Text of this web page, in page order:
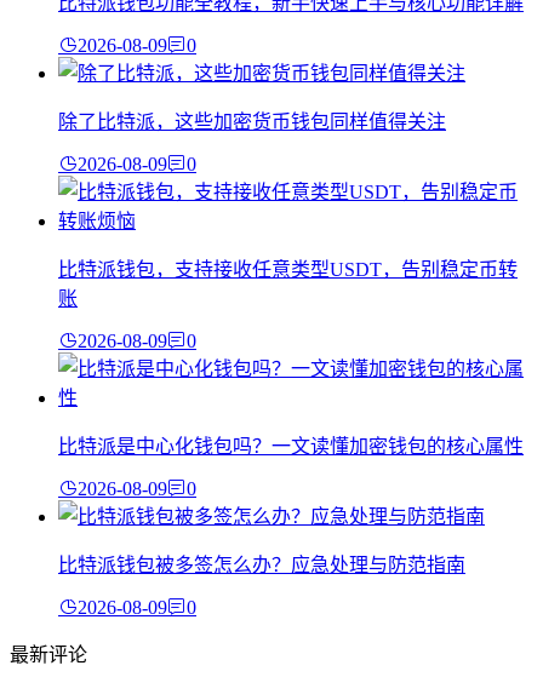
2026-08-09 0
除了比特派，这些加密货币钱包同样值得关注
2026-08-09 0
比特派钱包，支持接收任意类型USDT，告别稳定币转
账
2026-08-09 0
比特派是中心化钱包吗？一文读懂加密钱包的核心属性
2026-08-09 0
比特派钱包被多签怎么办？应急处理与防范指南
2026-08-09 0
最新评论